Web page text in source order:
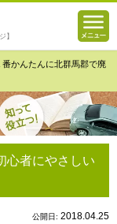
】
番かんたんに北群馬郡で廃
心者にやさしい
公開日: 2018.04.25